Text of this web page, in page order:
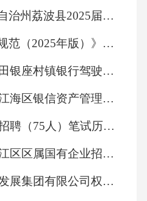
黔南布依族苗族自治州荔波县2025届数学四年级下学期期中联考试题（含解析）
《临床用血技术规范（2025年版）》考核试题
2025广东深圳福田银座村镇银行驾驶岗社会招聘笔试历年典型考题及考点剖析附带答案详解
2025广东江门市江海区银信资产管理有限公司招聘5人笔试历年常考点试题专练附带答案详解
2025年陕西能源招聘（75人）笔试历年典型考点题库附带答案详解
2025年资阳市雁江区区属国有企业招聘（8人）笔试历年典型考点题库附带答案详解
2025年滨州水务发展集团有限公司权属公司公开招聘国有企业工作人员（13人）笔试历年典型考点题库附带答案详解